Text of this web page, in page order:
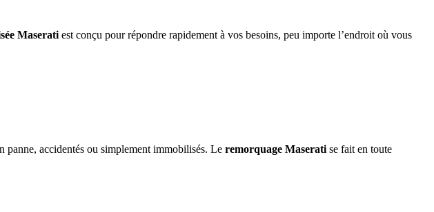
Maseratiest conçu pour répondre rapidement à vos besoins, peu importe l’endroit où vous
panne, accidentés ou simplement immobilisés. Le remorquage Maserati se fait en toute